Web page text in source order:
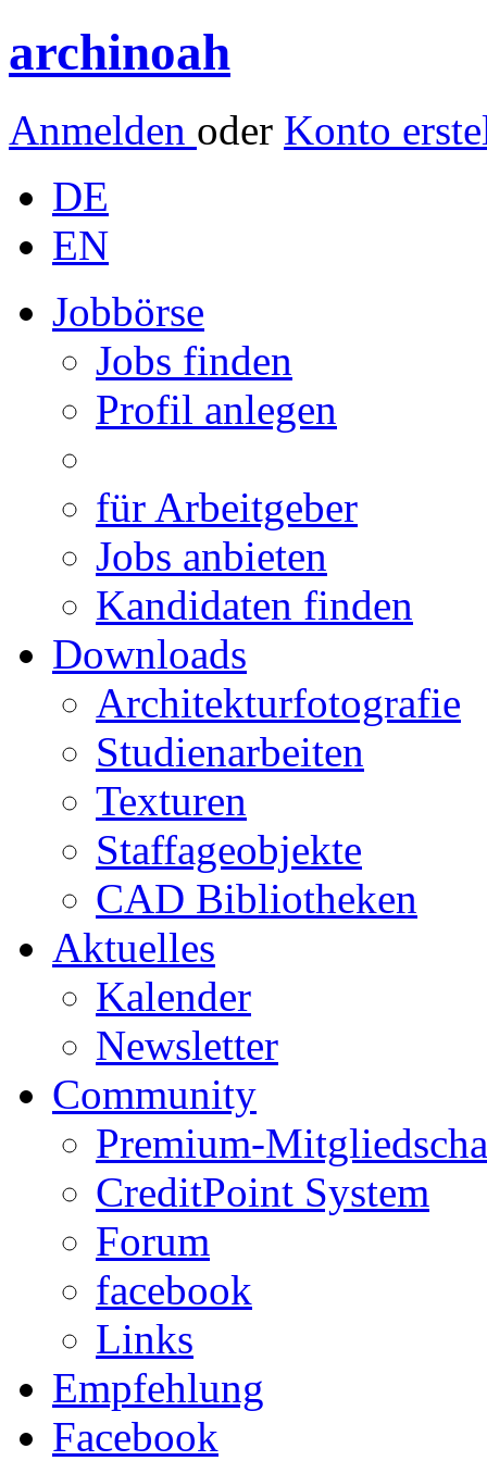
archinoah
Anmelden oder Konto
DE
EN
Jobbörse
Jobs finden
Profil anlegen
für Arbeitgeber
Jobs anbieten
Kandidaten finden
Downloads
Architekturfotografie
Studienarbeiten
Texturen
Staffageobjekte
CAD Bibliotheken
Aktuelles
Kalender
Newsletter
Community
Premium-
CreditPoint System
Forum
facebook
Links
Empfehlung
Facebook